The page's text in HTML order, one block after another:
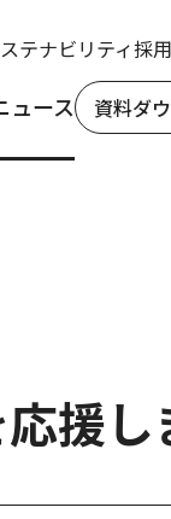
テナビリティ採
ュース 資料ダ
援し